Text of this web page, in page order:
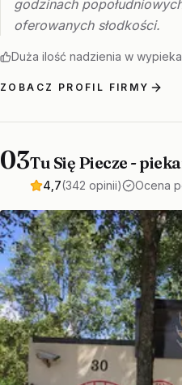
godzinach
oferowanych słodkości.
Duża ilość nadzienia w
ZOBACZ PROFIL FIRMY
03Tu Się Piecze -
4,7(342 opinii) Ocena